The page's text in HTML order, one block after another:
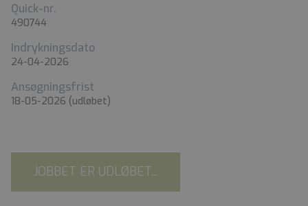
Quick-nr.
490744
Indrykningsdato
24-04-2026
Ansøgningsfrist
18-05-2026 (udløbet)
JOBBET ER UDLØBET...